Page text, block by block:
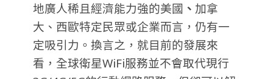
地廣人稀且經濟能力強的美國 、 加拿
大、西歐特定民眾或企業而言，仍有一
定吸引力。 換言之，就目前的發展來
看，全球衛星WiFi服務並不會取代現行